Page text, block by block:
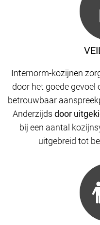
Internorm-kozijnen
door het goede
betrouwbaar
Anderzijds door
bij een aantal
uitgebreid tot